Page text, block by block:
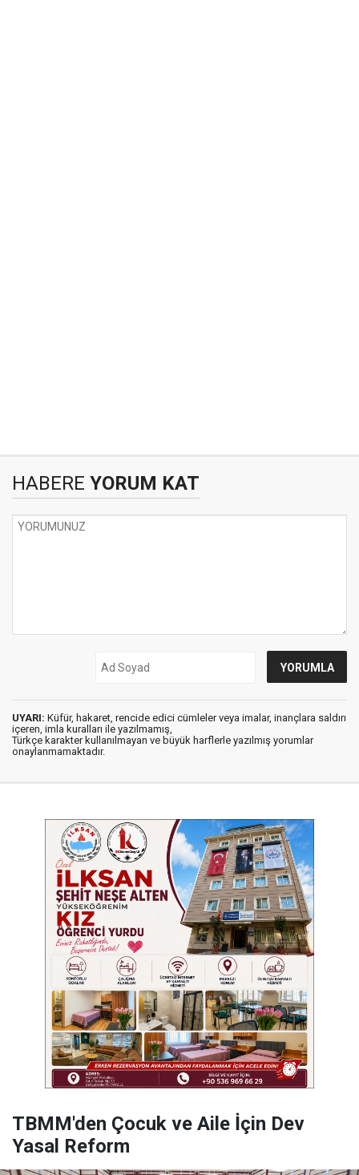
HABERE YORUM KAT
UYARI: Küfür, hakaret, rencide edici cümleler veya imalar, inançlara saldırı
içeren, imla kuralları ile yazılmamış,
Türkçe karakter kullanılmayan ve büyük harflerle yazılmış yorumlar
onaylanmamaktadır.
TBMM'den Çocuk ve Aile İçin Dev
Yasal Reform